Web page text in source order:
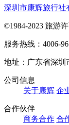
深圳市康辉旅行社
©1984-2023 旅游
服务热线：4006-
地址：广东省深
公司信息
关于康辉 企
合作伙伴
商务合作 合